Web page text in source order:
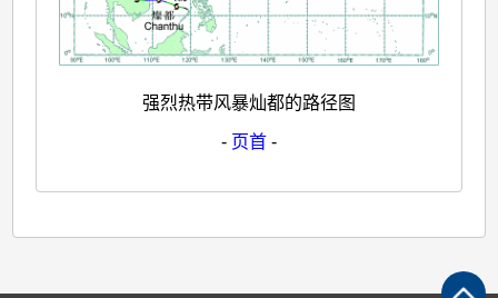
强烈热带风暴灿都的路径图
- 页首 -